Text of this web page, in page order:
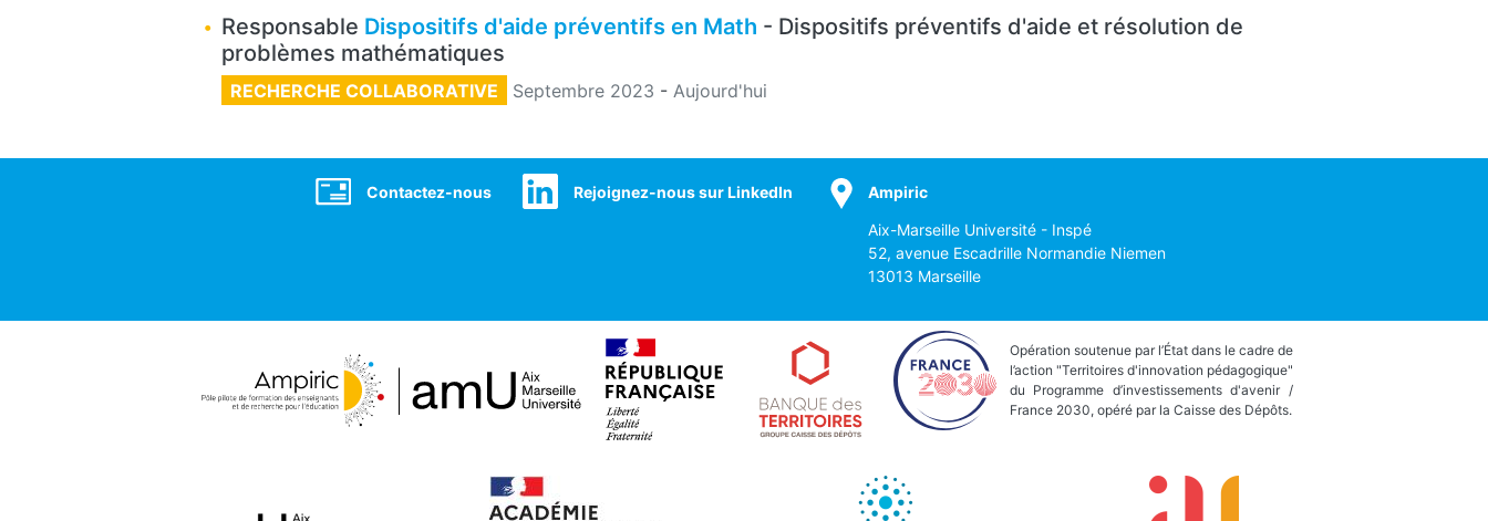
Responsable Dispositifs d'aide préventifs en Math - Dispositifs préventifs d'aide et résolution de
problèmes mathématiques
RECHERCHE COLLABORATIVE Septembre 2023 - Aujourd'hui
SocialContactez-nous Rejoignez-nous sur LinkedIn Ampiric
Aix-Marseille Université - Inspé
52, avenue Escadrille Normandie Niemen
13013 Marseille
Opération soutenue par l’État dans le cadre de
l’action "Territoires d'innovation pédagogique"
du Programme d’investissements d'avenir /
France 2030, opéré par la Caisse des Dépôts.